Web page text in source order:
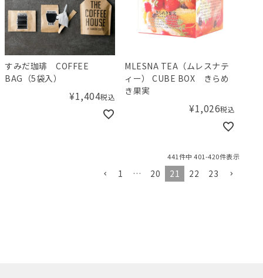
すみだ珈琲 COFFEE
BAG（5袋入）
¥1,404税込
MLESNA TEA（ムレスナテ
ィー） CUBE BOX きらめ
き果実
¥1,026税込
441件中 401-420件表示
1 … 20 21 22 23